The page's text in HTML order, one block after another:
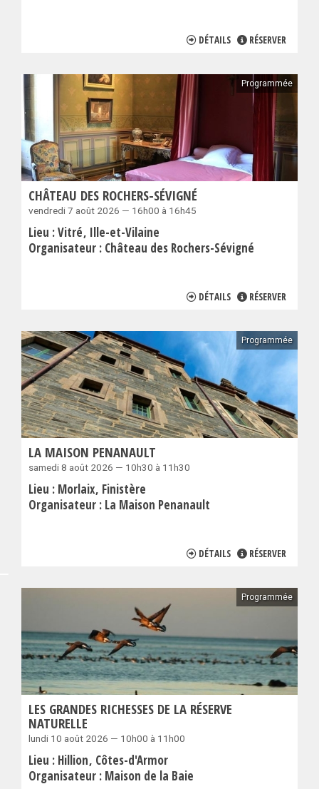
DÉTAILS RÉSERVER
Programmée
CHÂTEAU DES ROCHERS-SÉVIGNÉ
vendredi 7 août 2026 — 16h00 à 16h45
Lieu :Vitré Ille-et-Vilaine
Organisateur : Château des Rochers-Sévigné
DÉTAILS RÉSERVER
Programmée
LA MAISON PENANAULT
samedi 8 août 2026 — 10h30 à 11h30
Lieu : Morlaix Finistère
Organisateur : La Maison Penanault
DÉTAILS RÉSERVER
Programmée
LES GRANDES RICHESSES DE LA RÉSERVE
NATURELLE
lundi 10 août 2026 — 10h00 à 11h00
Lieu : Hillion Côtes-d'Armor
Organisateur : Maison de la Baie